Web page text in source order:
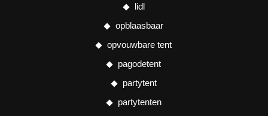
lidl
opblaasbaar
opvouwbare tent
pagodetent
partytent
partytenten